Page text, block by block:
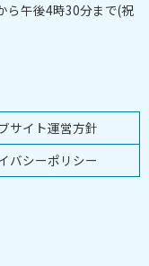
サイト運営方針
バシーポリシー
ら午後4時30分まで(祝